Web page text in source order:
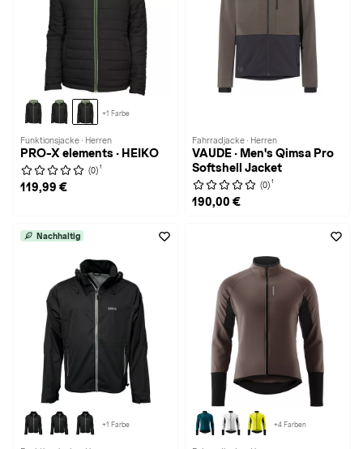
+1 Farbe
Funktionsjacke · Herren
PRO-X elements · HEIKO
(0) 1
119,99 €
Fahrradjacke · Herren
VAUDE · Men's Qimsa Pro
Softshell Jacket
(0) 1
190,00 €
Nachhaltig
+1 Farbe +4 Farben